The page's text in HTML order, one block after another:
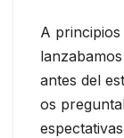
A principios
antes del
os